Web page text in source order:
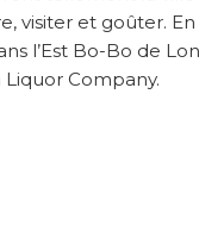
visiter et goûter. En
l’Est Bo-Bo de
Company.